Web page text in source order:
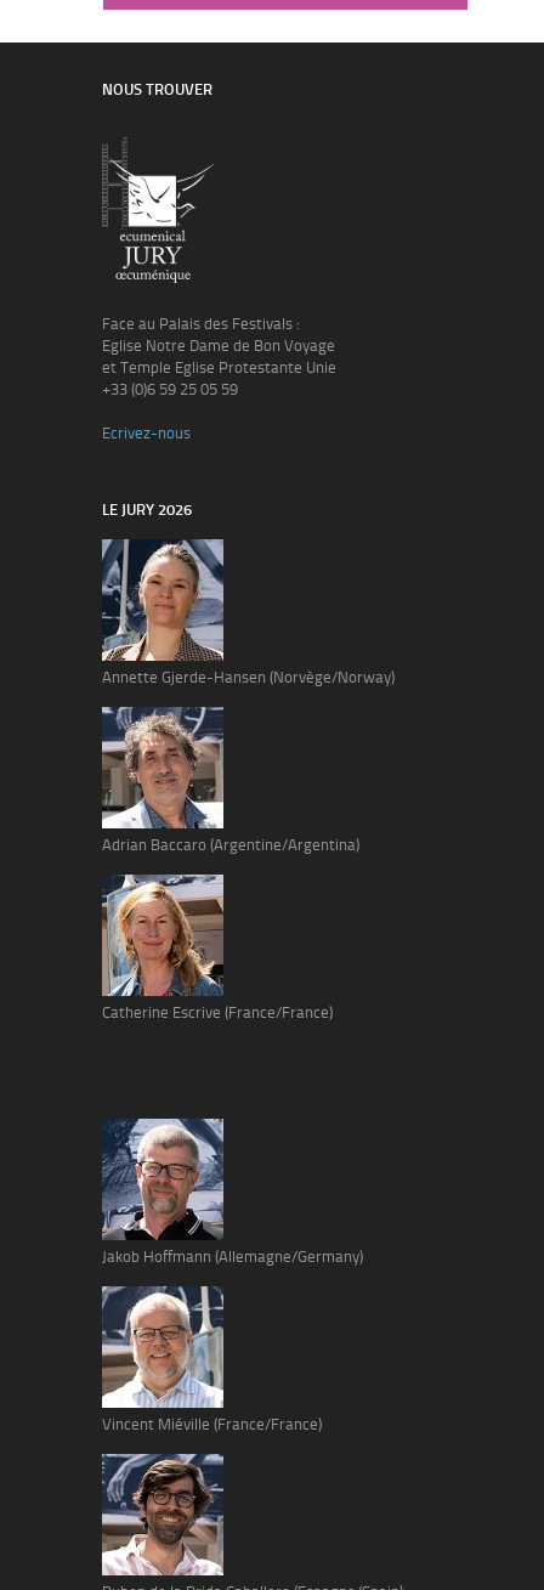
NOUS TROUVER
Face au Palais des Festivals :
Eglise Notre Dame de Bon Voyage
et Temple Eglise Protestante Unie
+33 (0)6 59 25 05 59
Ecrivez-nous
LE JURY 2026
Annette Gjerde-Hansen (Norvège/Norway)
Adrian Baccaro (Argentine/Argentina)
Catherine Escrive (France/France)
Jakob Hoffmann (Allemagne/Germany)
Vincent Miéville (France/France)